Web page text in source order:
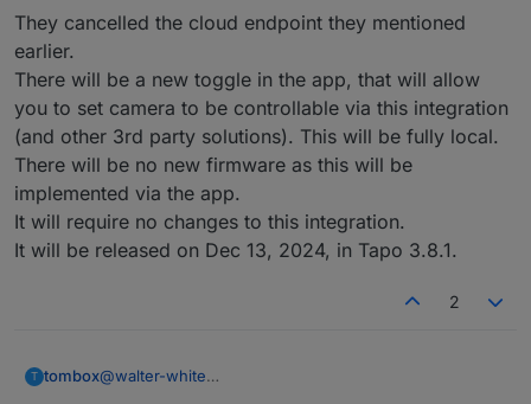
2024-12-11 14:17:22.552	error	No
2024-12-11 14:17:22.474	error	STOK not
tapo.0
2024-12-11 14:17:22.474	error	Or follow
tapo.0
2024-12-11 14:17:22.474	error	Invalid
bewertung 1 punkt, dann fragen die warum,
schreibt dann das es nicht mit iobroker bzw smart
Empfehlung bis zum fix!
They cancelled the cloud endpoint they mentioned
earlier.
There will be a new toggle in the app, that will allow
you to set camera to be controllable via this integration
(and other 3rd party solutions). This will be fully local.
There will be no new firmware as this will be
implemented via the app.
It will require no changes to this integration.
It will be released on Dec 13, 2024, in Tapo 3.8.1.
2
T tombox@walter-white